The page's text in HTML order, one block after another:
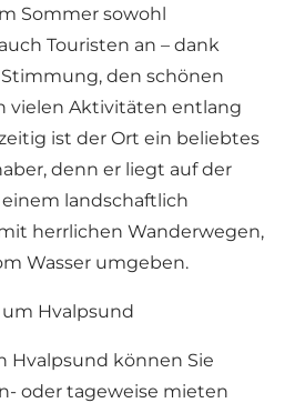
Sommer sowohl
Touristen an – dank
den schönen
vielen Aktivitäten entlang
ist der Ort ein beliebtes
denn er liegt auf der
einem landschaftlich
herrlichen Wanderwegen,
Wasser umgeben.
Hvalpsund
Hvalpsund können Sie
oder tageweise mieten